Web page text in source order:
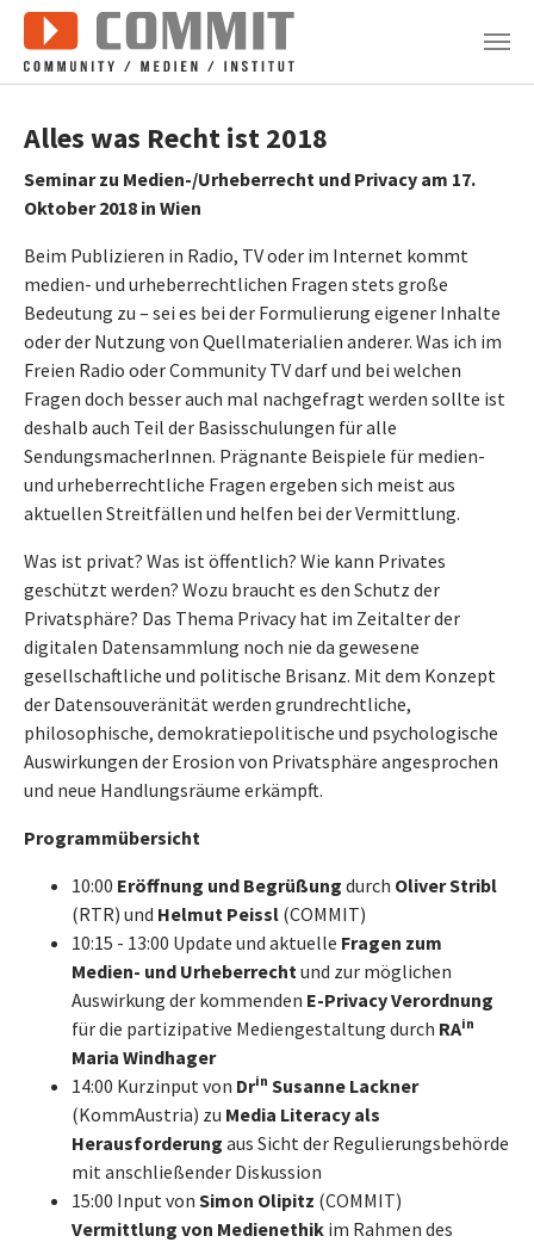
Zum Hauptinhalt springen
Alles was Recht ist 2018
Seminar zu Medien-/Urheberrecht und Privacy am 17.
Oktober 2018 in Wien
Beim Publizieren in Radio, TV oder im Internet kommt
medien- und urheberrechtlichen Fragen stets große
Bedeutung zu – sei es bei der Formulierung eigener Inhalte
oder der Nutzung von Quellmaterialien anderer. Was ich im
Freien Radio oder Community TV darf und bei welchen
Fragen doch besser auch mal nachgefragt werden sollte ist
deshalb auch Teil der Basisschulungen für alle
SendungsmacherInnen. Prägnante Beispiele für medien-
und urheberrechtliche Fragen ergeben sich meist aus
aktuellen Streitfällen und helfen bei der Vermittlung.
Was ist privat? Was ist öffentlich? Wie kann Privates
geschützt werden? Wozu braucht es den Schutz der
Privatsphäre? Das Thema Privacy hat im Zeitalter der
digitalen Datensammlung noch nie da gewesene
gesellschaftliche und politische Brisanz. Mit dem Konzept
der Datensouveränität werden grundrechtliche,
philosophische, demokratiepolitische und psychologische
Auswirkungen der Erosion von Privatsphäre angesprochen
und neue Handlungsräume erkämpft.
Programmübersicht
10:00 Eröffnung und Begrüßung durch Oliver Stribl
(RTR) und Helmut Peissl (COMMIT)
10:15 - 13:00 Update und aktuelle Fragen zum
Medien- und Urheberrechtund zur möglichen
Auswirkung der kommenden E-Privacy Verordnung
für die partizipative Mediengestaltung durch RAin
Maria Windhager
14:00 Kurzinput von Drin Susanne Lackner
(KommAustria) zu Media Literacy als
Herausforderung aus Sicht der Regulierungsbehörde
mit anschließender Diskussion
15:00 Input von Simon Olipitz (COMMIT)
Vermittlung von Medienethik im Rahmen des